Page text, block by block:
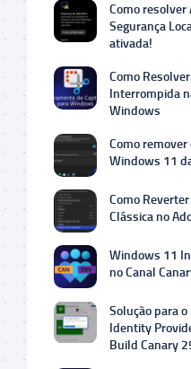
Como resolver
Segurança
ativada!
Como
Interrompida
Windows
Como
Windows 11
Como
Clássica no
Windows 11
no Canal
Solução para
Identity
Build Canary